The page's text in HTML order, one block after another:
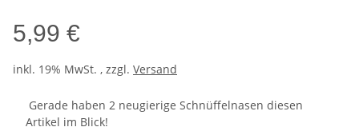
5,99 €
inkl. 19% MwSt. , zzgl. Versand
Gerade haben 2 neugierige Schnüffelnasen diesen
Artikel im Blick!